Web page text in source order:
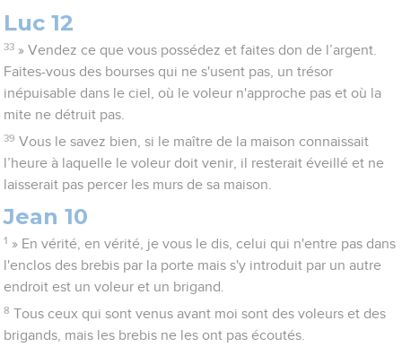
Luc 12
33 » Vendez ce que vous possédez et faites don de l’argent.
Faites-vous des bourses qui ne s'usent pas, un trésor
inépuisable dans le ciel, où le voleur n'approche pas et où la
mite ne détruit pas.
39 Vous le savez bien, si le maître de la maison connaissait
l’heure à laquelle le voleur doit venir, il resterait éveillé et ne
laisserait pas percer les murs de sa maison.
Jean 10
1 » En vérité, en vérité, je vous le dis, celui qui n'entre pas dans
l'enclos des brebis par la porte mais s'y introduit par un autre
endroit est un voleur et un brigand.
8 Tous ceux qui sont venus avant moi sont des voleurs et des
brigands, mais les brebis ne les ont pas écoutés.